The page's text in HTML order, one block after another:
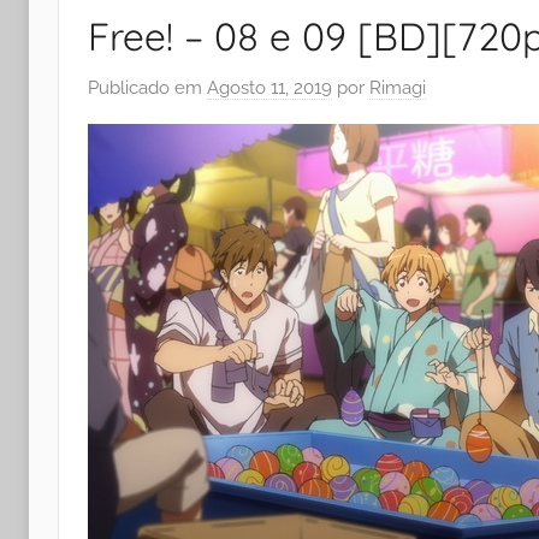
Free! – 08 e 09
Publicado em Agosto 11, 2019 por Rimagi